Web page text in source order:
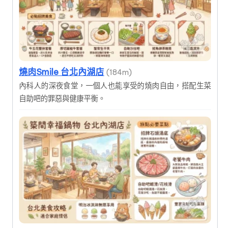
燒肉Smile 台北內湖店 (184m)
內科人的深夜食堂，一個人也能享受的燒肉自由，搭配生菜
自助吧的罪惡與健康平衡。